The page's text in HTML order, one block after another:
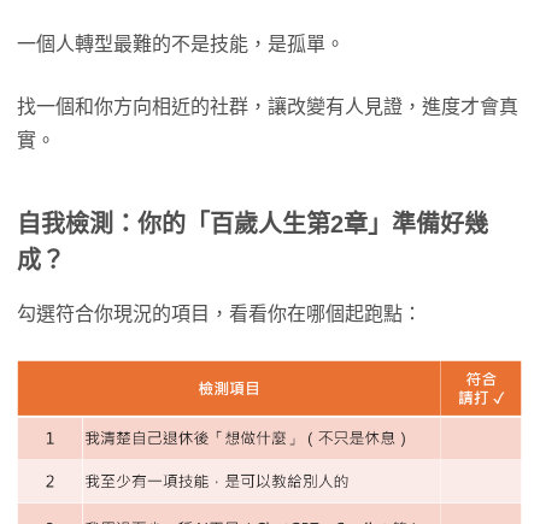
一個人轉型最難的不是技能，是孤單。
找一個和你方向相近的社群，讓改變有人見證，進度才會真
實。
自我檢測：你的「百歲人生第2章」準備好幾
成？
勾選符合你現況的項目，看看你在哪個起跑點：